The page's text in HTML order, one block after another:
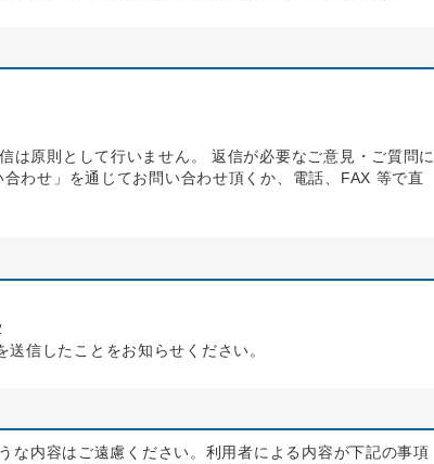
は原則として行いません。 返信が必要なご意見・ご質問に
わせ」を通じてお問い合わせ頂くか、電話、FAX 等で直
信したことをお知らせください。
な内容はご遠慮ください。利用者による内容が下記の事項